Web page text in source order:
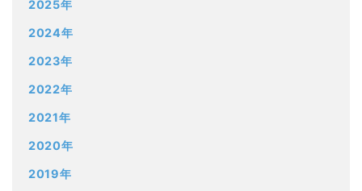
2025年
2024年
2023年
2022年
2021年
2020年
2019年